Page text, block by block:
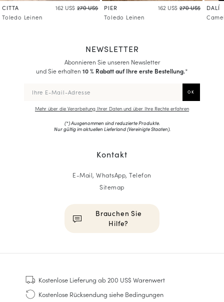
CITTA 162 US$ 270 US$
Toledo Leinen
PIER 162 US$ 270 US$
Toledo Leinen
DALÍ
NEWSLETTER
Abonnieren Sie unseren Newsletter
und Sie erhalten 10 % Rabatt auf Ihre erste Bestellung.*
Mehr über die Verarbeitung Ihrer Daten und über Ihre Rechte erfahren
(*) Ausgenommen sind reduzierte Produkte.
Nur gültig im aktuellen Lieferland (Vereinigte Staaten).
Kontakt
E-Mail, WhatsApp, Telefon
Sitemap
Brauchen Sie
Hilfe?
Sneakers
Goodyear genäht
Kostenlose Lieferung ab 200 US$ Warenwert
Kostenlose Rücksendung siehe Bedingungen